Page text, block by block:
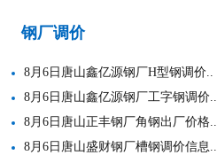
钢厂调价
8月6日唐山鑫亿源钢厂H型钢调价..
8月6日唐山鑫亿源钢厂工字钢调价..
8月6日唐山正丰钢厂角钢出厂价格..
8月6日唐山盛财钢厂槽钢调价信息..